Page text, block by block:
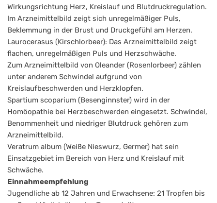
Wirkungsrichtung Herz, Kreislauf und Blutdruckregulation.
Im Arzneimittelbild zeigt sich unregelmäßiger Puls,
Beklemmung in der Brust und Druckgefühl am Herzen.
Laurocerasus (Kirschlorbeer): Das Arzneimittelbild zeigt
flachen, unregelmäßigen Puls und Herzschwäche.
Zum Arzneimittelbild von Oleander (Rosenlorbeer) zählen
unter anderem Schwindel aufgrund von
Kreislaufbeschwerden und Herzklopfen.
Spartium scoparium (Besenginnster) wird in der
Homöopathie bei Herzbeschwerden eingesetzt. Schwindel,
Benommenheit und niedriger Blutdruck gehören zum
Arzneimittelbild.
Veratrum album (Weiße Nieswurz, Germer) hat sein
Einsatzgebiet im Bereich von Herz und Kreislauf mit
Schwäche.
Einnahmeempfehlung
Jugendliche ab 12 Jahren und Erwachsene: 21 Tropfen bis